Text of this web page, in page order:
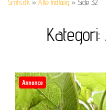
Smts.dk » Alle Indlæg » Side 32
Kategori:
Annonce